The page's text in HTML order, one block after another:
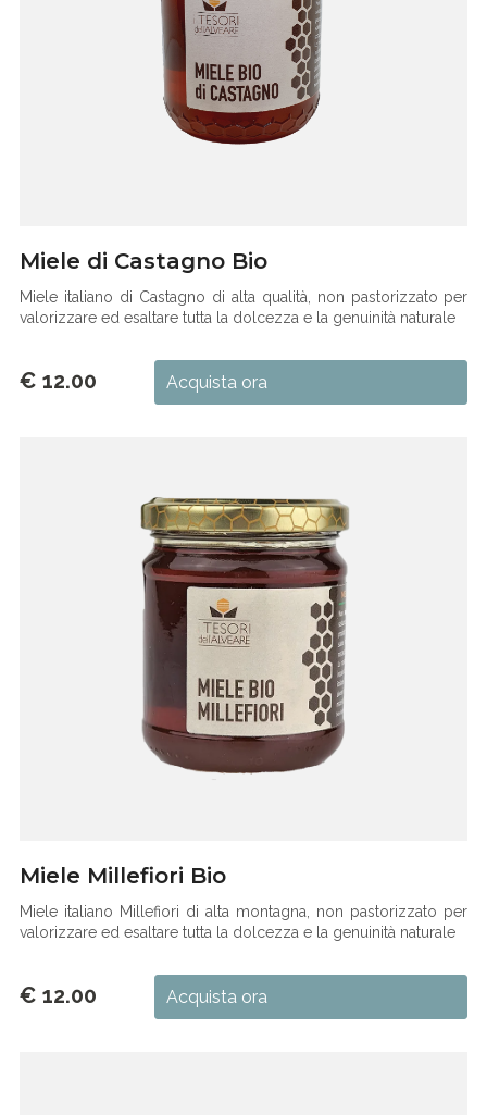
Miele di Castagno Bio
Miele italiano di Castagno di alta qualità, non pastorizzato per
valorizzare ed esaltare tutta la dolcezza e la genuinità naturale
€ 12.00 Acquista ora
Miele Millefiori Bio
Miele italiano Millefiori di alta montagna, non pastorizzato per
valorizzare ed esaltare tutta la dolcezza e la genuinità naturale
€ 12.00 Acquista ora